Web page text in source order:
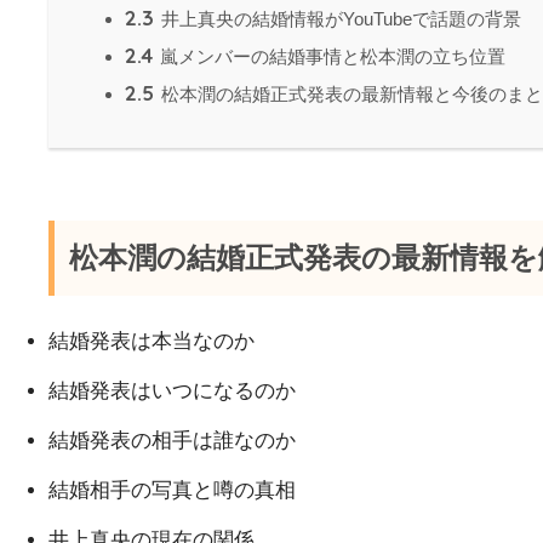
2.3 井上真央の結婚情報がYouTubeで話題の背景
2.4 嵐メンバーの結婚事情と松本潤の立ち位置
2.5 松本潤の結婚正式発表の最新情報と今後のま
松本潤の結婚正式発表の最新情報
結婚発表は本当なのか
結婚発表はいつになるのか
結婚発表の相手は誰なのか
結婚相手の写真と噂の真相